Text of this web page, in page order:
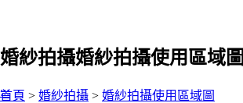
婚紗拍攝婚紗拍攝使用區域圖
:::
首頁 > 婚紗拍攝 > 婚紗拍攝使用區域圖